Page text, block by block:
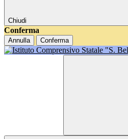
Chiudi
Conferma
Annulla Conferma